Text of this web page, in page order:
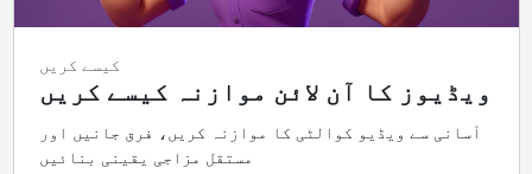
کیسے کریں
ویڈیوز کا آن لائن موازنہ کیسے کریں
آسانی سے ویڈیو کوالٹی کا موازنہ کریں، فرق جانیں اور
مستقل مزاجی یقینی بنائیں